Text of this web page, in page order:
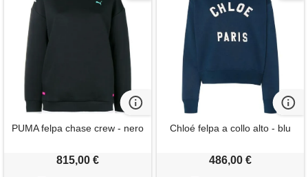
PUMA felpa chase crew - nero
815,00 €
Chloé felpa a collo alto - blu
486,00 €